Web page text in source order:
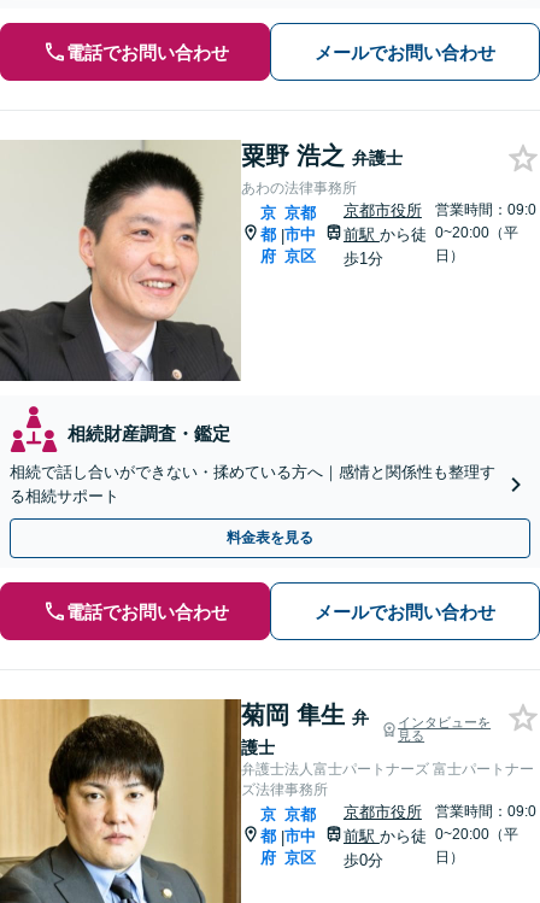
電話でお問い合わせ メールでお問い合わせ
粟野 浩之 弁護士
あわの法律事務所
京
都
府
|
京都
市中
京区
京都市役所
前駅 から徒
歩1分
営業時間：09:0
0~20:00（平
日）
相続財産調査・鑑定
相続で話し合いができない・揉めている方へ｜感情と関係性も整理す
る相続サポート
料金表を見る
電話でお問い合わせ メールでお問い合わせ
菊岡 隼生 弁
護士
インタビューを
見る
弁護士法人富士パートナーズ 富士パートナー
ズ法律事務所
京
都
府
|
京都
市中
京区
京都市役所
前駅 から徒
歩0分
営業時間：09:0
0~20:00（平
日）